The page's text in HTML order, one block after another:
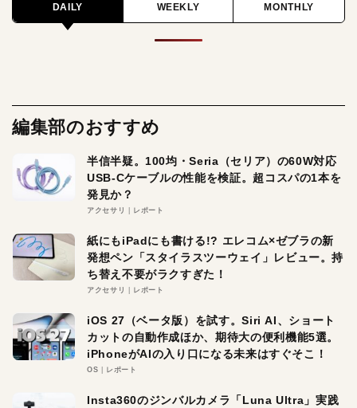
DAILY WEEKLY MONTHLY
編集部のおすすめ
半信半疑。100均・Seria（セリア）の60W対応
USB-Cケーブルの性能を検証。超コスパの1本を
発見か？
アクセサリ レポート
紙にもiPadにも書ける!? エレコム×ゼブラの新
発想ペン「スタイラスツーウェイ」レビュー。持
ち替え不要がラクすぎた！
アクセサリ レポート
iOS 27（ベータ版）を試す。Siri AI、ショート
カットの自動作成ほか、期待大の便利機能5選。
iPhoneがAIの入り口になる未来はすぐそこ！
OS レポート
Insta360のジンバルカメラ「Luna Ultra」実践